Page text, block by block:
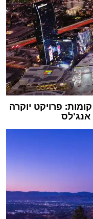
מאות דירות, בית מלון וקניון בן 3 קומות: פרויקט יוקרה
אנג'לס